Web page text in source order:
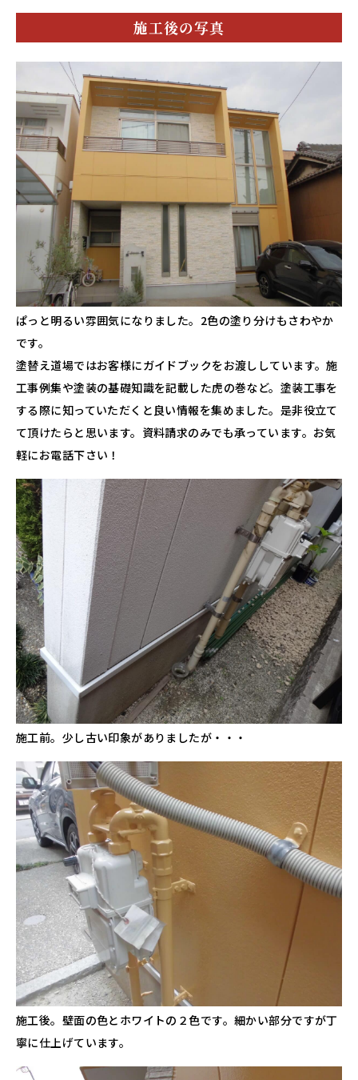
施工後の写真
ぱっと明るい雰囲気になりました。2色の塗り分けもさわやか
です。
塗替え道場ではお客様にガイドブックをお渡ししています。施
工事例集や塗装の基礎知識を記載した虎の巻など。塗装工事を
する際に知っていただくと良い情報を集めました。是非役立て
て頂けたらと思います。資料請求のみでも承っています。お気
軽にお電話下さい！
施工前。少し古い印象がありましたが・・・
施工後。壁面の色とホワイトの２色です。細かい部分ですが丁
寧に仕上げています。